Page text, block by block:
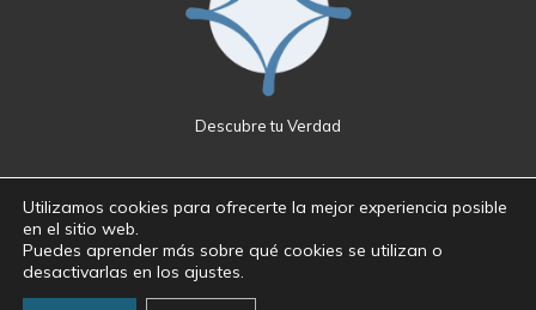
Descubre tu Verdad
Política de privacidad
© 2026 Descubre tu Verdad · José Maroto Mingo · Derechos
reservados
Utilizamos cookies para ofrecerte la mejor experiencia posible
en el sitio web.
Puedes aprender más sobre qué cookies se utilizan o
desactivarlas en los ajustes.